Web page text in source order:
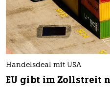
Handelsdeal mit USA
EU gibt im Zollstreit